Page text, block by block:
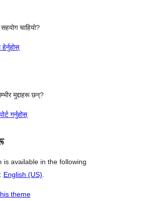
चाहियो?
मुद्दाहरू छन्?
गर्नुहोस्
is available in the following
English (US).
theme